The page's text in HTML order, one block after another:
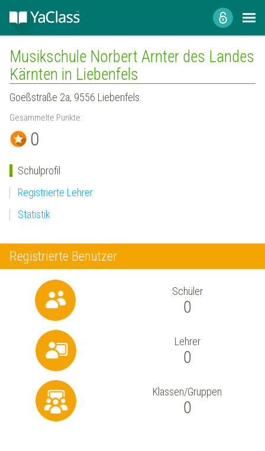
Musikschule Norbert Arnter des Landes
Kärnten in Liebenfels
Goeßstraße 2a, 9556 Liebenfels
Gesammelte Punkte:
0
Schulprofil
Registrierte Lehrer
Statistik
Registrierte Benutzer
Schüler
0
Lehrer
0
Klassen/Gruppen
0